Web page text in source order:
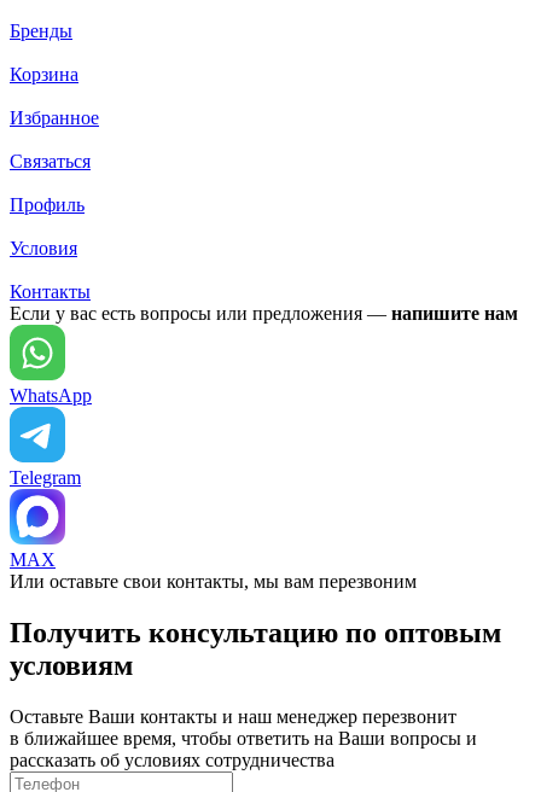
Бренды
Корзина
Избранное
Связаться
Профиль
Условия
Контакты
Если у вас есть вопросы или предложения — напишите нам
WhatsApp
Telegram
MAX
Или оставьте свои контакты, мы вам перезвоним
Получить консультацию по оптовым
условиям
Оставьте Ваши контакты и наш менеджер перезвонит
в ближайшее время, чтобы ответить на Ваши вопросы и
рассказать об условиях сотрудничества